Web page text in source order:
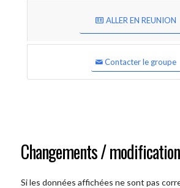
ALLER EN REUNION
Contacter le groupe
Changements /
Si les données affichées ne sont pas